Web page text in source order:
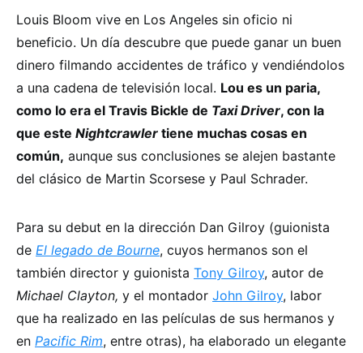
Louis Bloom vive en Los Angeles sin oficio ni
beneficio. Un día descubre que puede ganar un buen
dinero filmando accidentes de tráfico y vendiéndolos
a una cadena de televisión local. Lou es un paria,
como lo era el Travis Bickle de Taxi Driver, con la
que este Nightcrawler tiene muchas cosas en
común, aunque sus conclusiones se alejen bastante
del clásico de Martin Scorsese y Paul Schrader.
Para su debut en la dirección Dan Gilroy (guionista
de El legado de Bourne, cuyos hermanos son el
también director y guionista Tony Gilroy, autor de
Michael Clayton, y el montador John Gilroy, labor
que ha realizado en las películas de sus hermanos y
en Pacific Rim, entre otras), ha elaborado un elegante